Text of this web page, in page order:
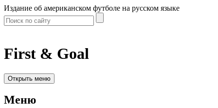
Издание об американском футболе на русском языке
First & Goal
Открыть меню
Меню